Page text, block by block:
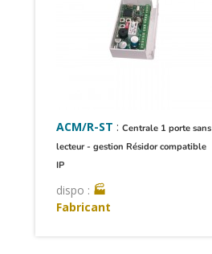
ACM/R-ST :Centrale 1 porte sans
lecteur - gestion Résidor compatible
IP
dispo : 🏭
Fabricant